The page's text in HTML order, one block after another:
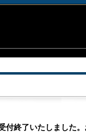
付終了いたしました